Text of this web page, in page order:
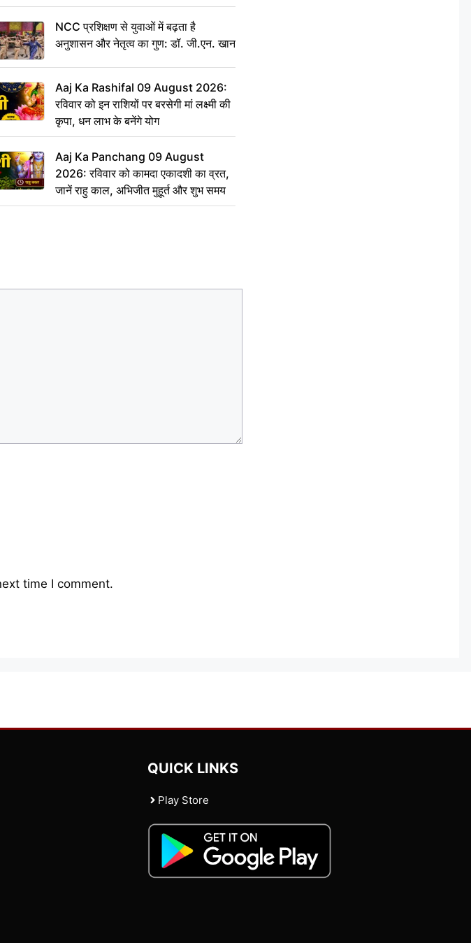
ऐलान
NCC प्रशिक्षण से युवाओं में बढ़ता है
अनुशासन और नेतृत्व का गुण: डॉ. जी.एन. खान
Aaj Ka Rashifal 09 August 2026:
रविवार को इन राशियों पर बरसेगी मां लक्ष्मी की
कृपा, धन लाभ के बनेंगे योग
Aaj Ka Panchang 09 August
2026: रविवार को कामदा एकादशी का व्रत,
जानें राहु काल, अभिजीत मुहूर्त और शुभ समय
time I comment.
QUICK LINKS
Play Store